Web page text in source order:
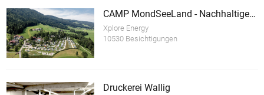
CAMP MondSeeLand - Nachhaltiger Tourismusbetrieb
Xplore Energy
10530 Besichtigungen
Druckerei Wallig